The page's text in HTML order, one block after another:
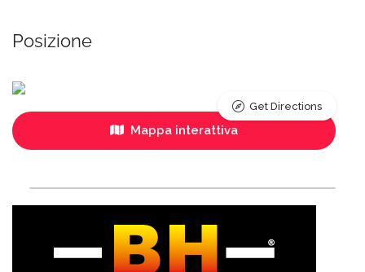
Posizione
Mappa interattiva
Get Directions